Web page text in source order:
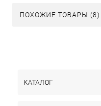
ПОХОЖИЕ ТОВАРЫ (8)
КАТАЛОГ